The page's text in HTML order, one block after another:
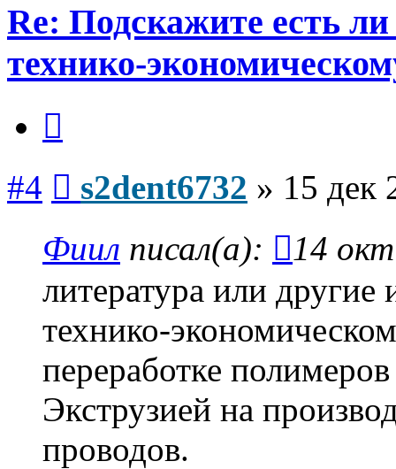
Re: Подскажите есть
технико-
#4 s2dent6732 » 15 дек
Фиил писал(а):
14
литература или
технико-
переработке
Экструзией на
проводов.